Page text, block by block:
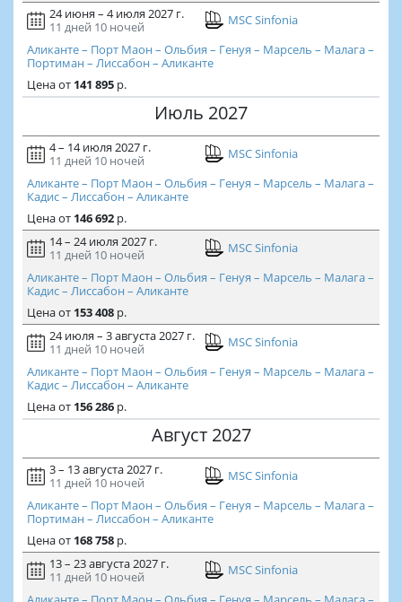
24 июня – 4 июля 2027 г.
11 дней 10 ночей
MSC Sinfonia
Аликанте – Порт Маон – Ольбия – Генуя – Марсель – Малага –
Портиман – Лиссабон – Аликанте
Ценаот 141 895р.
Июль 2027
4 – 14 июля 2027 г.
11 дней 10 ночей
MSC Sinfonia
Аликанте – Порт Маон – Ольбия – Генуя – Марсель – Малага –
Кадис – Лиссабон – Аликанте
Ценаот 146 692р.
14 – 24 июля 2027 г.
11 дней 10 ночей
MSC Sinfonia
Аликанте – Порт Маон – Ольбия – Генуя – Марсель – Малага –
Кадис – Лиссабон – Аликанте
Ценаот 153 408р.
24 июля – 3 августа 2027 г.
11 дней 10 ночей
MSC Sinfonia
Аликанте – Порт Маон – Ольбия – Генуя – Марсель – Малага –
Кадис – Лиссабон – Аликанте
Ценаот 156 286р.
Август 2027
3 – 13 августа 2027 г.
11 дней 10 ночей
MSC Sinfonia
Аликанте – Порт Маон – Ольбия – Генуя – Марсель – Малага –
Портиман – Лиссабон – Аликанте
Ценаот 168 758р.
13 – 23 августа 2027 г.
11 дней 10 ночей
MSC Sinfonia